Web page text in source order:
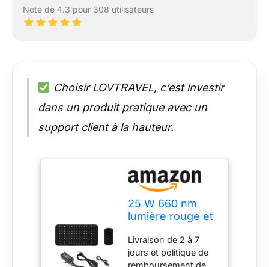
Note de 4.3 pour 308 utilisateurs
Choisir LOVTRAVEL, c’est investir
dans un produit pratique avec un
support client à la hauteur.
25 W 660 nm
lumière rouge et
de thérapie par
lumière
Livraison de 2 à 7
jours et politique de
remboursement de